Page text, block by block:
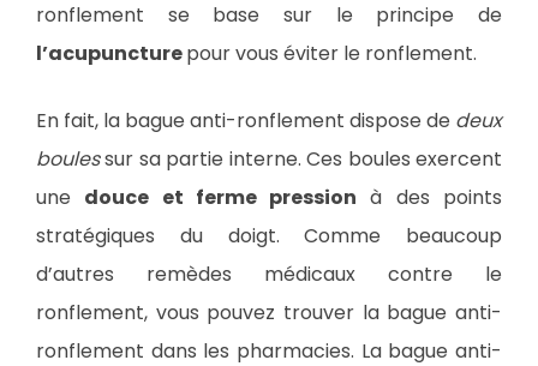
ronflement se base sur le principe de
l’acupuncturepour vous éviter le ronflement.
En fait, la bague anti-ronflement dispose de deux
boulessur sa partie interne. Ces boules exercent
une douce et ferme pression à des points
stratégiques du doigt. Comme beaucoup
d’autres remèdes médicaux contre le
ronflement, vous pouvez trouver la bague anti-
ronflement dans les pharmacies. La bague anti-